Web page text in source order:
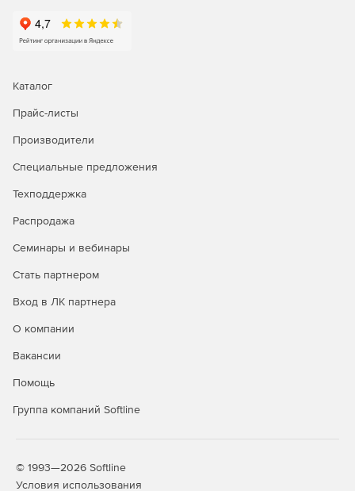
Полнофункциональное удаленное управление
Удаленное восстановление ключей продуктов.
доменами и рабочими группами.
Задачи администрирования можно выполнять
Мастер настройки для быстрого начала работы.
Одна лицензия ИТ-администратора для
серверов и рабочих станций.
испанском, итальянском, немецком и французском.
Каталог
Прайс-листы
Производители
Специальные предложения
Техподдержка
Распродажа
Семинары и вебинары
Стать партнером
Вход в ЛК партнера
О компании
Вакансии
Помощь
Группа компаний Softline
© 1993—2026 Softline
Условия использования